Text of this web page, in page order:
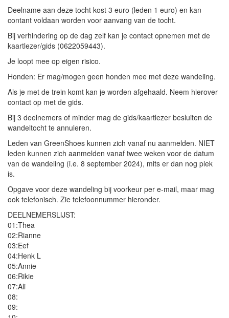
Deelname aan deze tocht kost 3 euro (leden 1 euro) en kan
contant voldaan worden voor aanvang van de tocht.
Bij verhindering op de dag zelf kan je contact opnemen met de
kaartlezer/gids (0622059443).
Je loopt mee op eigen risico.
Honden: Er mag/mogen geen honden mee met deze wandeling.
Als je met de trein komt kan je worden afgehaald. Neem hierover
contact op met de gids.
Bij 3 deelnemers of minder mag de gids/kaartlezer besluiten de
wandeltocht te annuleren.
Leden van GreenShoes kunnen zich vanaf nu aanmelden. NIET
leden kunnen zich aanmelden vanaf twee weken voor de datum
van de wandeling (i.e. 8 september 2024), mits er dan nog plek
is.
Opgave voor deze wandeling bij voorkeur per e-mail, maar mag
ook telefonisch. Zie telefoonnummer hieronder.
DEELNEMERSLIJST:
01:Thea
02:Rianne
03:Eef
04:Henk L
05:Annie
06:Rikie
07:Ali
08:
09: